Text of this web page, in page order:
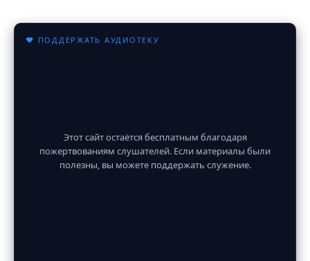
♥ ПОДДЕРЖАТЬ АУДИОТЕКУ
Этот сайт остаётся бесплатным благодаря
пожертвованиям слушателей. Если материалы были
полезны, вы можете поддержать служение.